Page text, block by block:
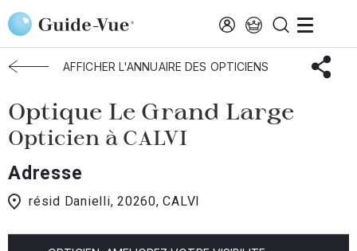
Aller au contenu principal
Accueil Choisir mon opticien Optique Le Grand Large
AFFICHER L'ANNUAIRE DES OPTICIENS
Optique Le Grand Large
Opticien à CALVI
Adresse
résid Danielli, 20260, CALVI